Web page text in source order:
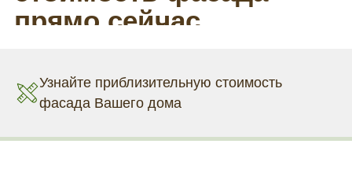
Узнайте приблизительную стоимость
фасада Вашего дома